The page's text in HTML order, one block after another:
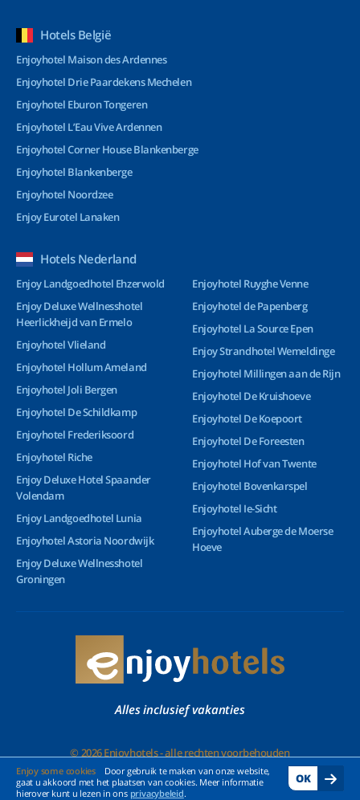
Enjoy some cookies
Door gebruik te maken van onze website,
gaat u akkoord met het plaatsen van cookies. Meer informatie
hierover kunt u lezen in ons privacybeleid.
OK
Hotels België
Enjoyhotel Maison des Ardennes
Enjoyhotel Drie Paardekens Mechelen
Enjoyhotel Eburon Tongeren
Enjoyhotel L’Eau Vive Ardennen
Enjoyhotel Corner House Blankenberge
Enjoyhotel Blankenberge
Enjoyhotel Noordzee
Enjoy Eurotel Lanaken
Hotels Nederland
Enjoy Landgoedhotel Ehzerwold
Enjoy Deluxe Wellnesshotel
Heerlickheijd van Ermelo
Enjoyhotel Vlieland
Enjoyhotel Hollum Ameland
Enjoyhotel Joli Bergen
Enjoyhotel De Schildkamp
Enjoyhotel Frederiksoord
Enjoyhotel Riche
Enjoy Deluxe Hotel Spaander
Volendam
Enjoy Landgoedhotel Lunia
Enjoyhotel Astoria Noordwijk
Enjoy Deluxe Wellnesshotel
Groningen
Enjoyhotel Ruyghe Venne
Enjoyhotel de Papenberg
Enjoyhotel La Source Epen
Enjoy Strandhotel Wemeldinge
Enjoyhotel Millingen aan de Rijn
Enjoyhotel De Kruishoeve
Enjoyhotel De Koepoort
Enjoyhotel De Foreesten
Enjoyhotel Hof van Twente
Enjoyhotel Bovenkarspel
Enjoyhotel Ie-Sicht
Enjoyhotel Auberge de Moerse
Hoeve
Alles inclusief vakanties
© 2026 Enjoyhotels - alle rechten voorbehouden